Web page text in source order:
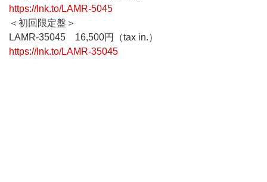
https://lnk.to/LAMR-5045
＜初回限定盤＞
LAMR-35045 16,500円（tax in.）
https://lnk.to/LAMR-35045